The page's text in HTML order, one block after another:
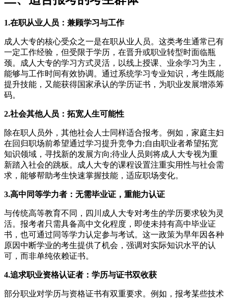
1.在职从业人员：兼顾学习与工作
成人大专的核心受众之一是在职从业人员。这类考生通常已有
一定工作经验，但受限于学历，在晋升或职业转型时面临瓶
颈。成人大专的学习方式灵活，以线上授课、业余学习为主，
能够与工作时间有效协调。通过系统学习专业知识，考生既能
提升技能，又能获得国家承认的学历证书，为职业发展增添筹
码。
2.社会其他人员：拓宽人生可能性
除在职人员外，其他社会人士同样适合报考。例如，家庭主妇
在回归职场前希望通过学习提升竞争力;自由职业者希望拓宽
知识领域，寻找新的发展方向;待业人员则将成人大专视为重
新踏入社会的跳板。成人大专的课程设置注重实用性与社会需
求，能够帮助考生快速掌握技能，适应职场变化。
3.高中同等学力者：无需毕业证，重能力认证
与传统高等教育不同，四川成人大专对考生的学历要求较为灵
活。报考者只需具备高中文化程度，即使未持有高中毕业证
书，也可通过同等学力认定参与考试。这一政策为早年因各种
原因中断学业的考生提供了机会，强调对实际知识水平的认
可，而非单纯依赖证书。
4.追求职业资格认证者：学历与证书双收获
部分职业对学历与资格证书有双重要求。例如，报考某些技术